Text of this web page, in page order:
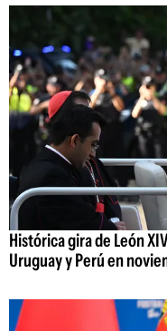
Histórica gira de León
Uruguay y Perú en